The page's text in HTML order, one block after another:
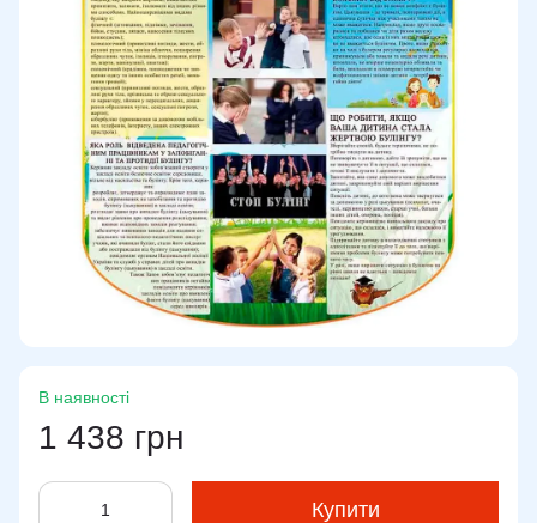
В наявності
1 438 грн
Купити